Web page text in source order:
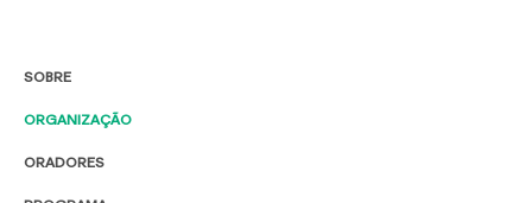
SOBRE
ORGANIZAÇÃO
ORADORES